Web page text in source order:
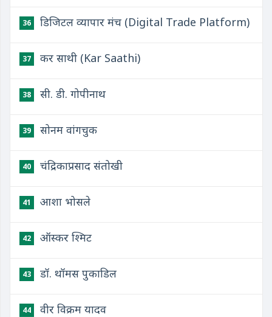
36 डिजिटल व्यापार मंच (Digital Trade Platform)
37 कर साथी (Kar Saathi)
38 सी. डी. गोपीनाथ
39 सोनम वांगचुक
40 चंद्रिकाप्रसाद संतोखी
41 आशा भोसले
42 ऑस्कर श्मिट
43 डॉ. थॉमस पुकाडिल
44 वीर विक्रम यादव